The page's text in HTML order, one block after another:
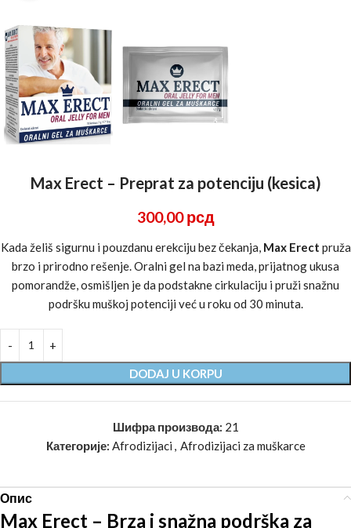
Max Erect – Preprat za potenciju (kesica)
300,00рсд
Kada želiš sigurnu i pouzdanu erekciju bez čekanja, Max Erect pruža
brzo i prirodno rešenje. Oralni gel na bazi meda, prijatnog ukusa
pomorandže, osmišljen je da podstakne cirkulaciju i pruži snažnu
podršku muškoj potenciji već u roku od 30 minuta.
DODAJ U KORPU
Шифра производа: 21
Категорије: Afrodizijaci , Afrodizijaci za muškarce
Опис
Max Erect – Brza i snažna podrška za